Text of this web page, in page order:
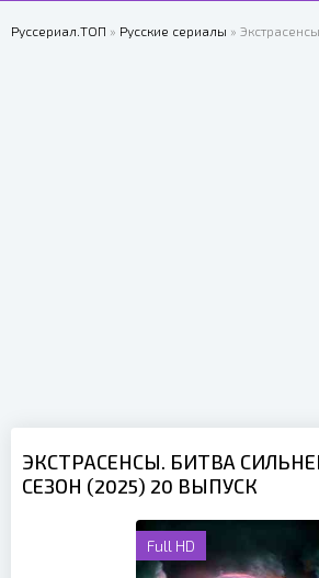
Руссериал.ТОП » Русские сериалы » Экстрасенсы.
ЭКСТРАСЕНСЫ. БИТВА
СЕЗОН (2025) 20 ВЫПУСК
Full HD